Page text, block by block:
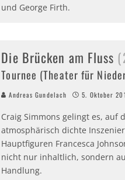
und George Firth.
Die Brücken am Fluss
Tournee (Theater für
Andreas Gundelach 5. Oktober
Craig Simmons gelingt es, auf
atmosphärisch dichte
Hauptfiguren Francesca
nicht nur inhaltlich, sondern
Handlung.